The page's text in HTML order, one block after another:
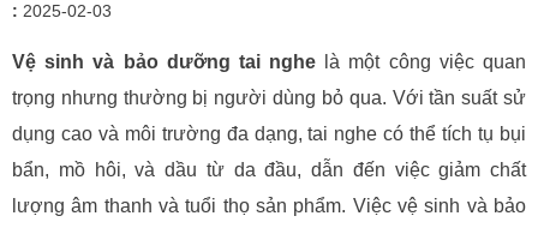
: 2025-02-03
Vệ sinh và bảo dưỡng tai nghe là một công việc quan
trọng nhưng thường bị người dùng bỏ qua. Với tần suất sử
dụng cao và môi trường đa dạng, tai nghe có thể tích tụ bụi
bẩn, mồ hôi, và dầu từ da đầu, dẫn đến việc giảm chất
lượng âm thanh và tuổi thọ sản phẩm. Việc vệ sinh và bảo